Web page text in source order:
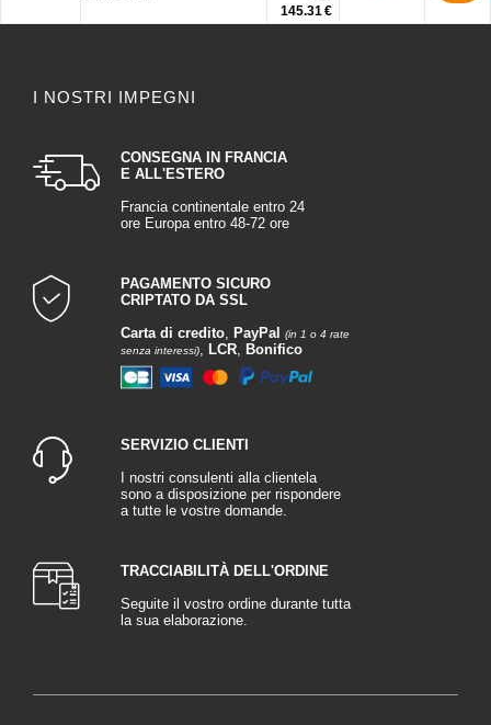
145.31 €
I NOSTRI IMPEGNI
CONSEGNA IN FRANCIA
E ALL'ESTERO
Francia continentale entro 24
ore Europa entro 48-72 ore
PAGAMENTO SICURO
CRIPTATO DA SSL
Carta di credito, PayPal
(in 1 o 4 rate
senza interessi), LCR, Bonifico
SERVIZIO CLIENTI
I nostri consulenti alla clientela
sono a disposizione per rispondere
a tutte le vostre domande.
TRACCIABILITÀ DELL'ORDINE
Seguite il vostro ordine durante tutta
la sua elaborazione.